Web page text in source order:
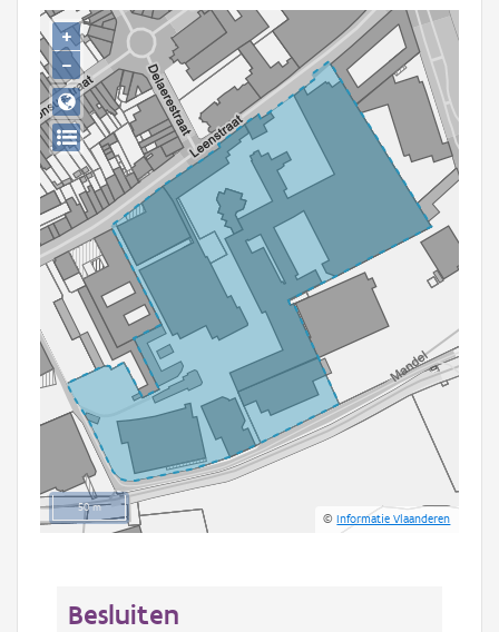
Aanmelden
50 m
©Informatie Vlaanderen
+
−
Besluiten